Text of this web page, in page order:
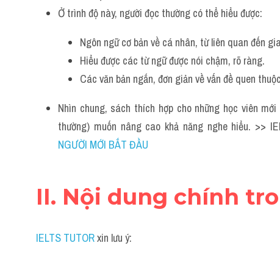
Ở trình độ này, người đọc thường có thể hiểu được:
Ngôn ngữ cơ bản về cá nhân, từ liên quan đến
Hiểu được các từ ngữ được nói chậm, rõ ràng.
Các văn bản ngắn, đơn giản về vấn đề quen
Nhìn chung, sách thích hợp cho những học viên
thường) muốn nâng cao khả năng nghe hiểu. >>
NGƯỜI MỚI BẮT ĐẦU
II. Nội dung chính
IELTS TUTORxin lưu ý: